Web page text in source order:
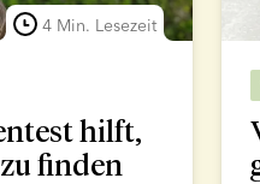
4 Min. Lesezeit
hilft,
finden